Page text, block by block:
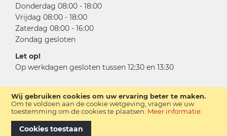
Wij gebruiken cookies om uw ervaring beter te maken.
Om te voldoen aan de cookie wetgeving, vragen we uw
toestemming om de cookies te plaatsen. Meer informatie
Cookies toestaan
Donderdag 08:00 - 18:00
Vrijdag 08:00 - 18:00
Zaterdag 08:00 - 16:00
Zondag gesloten
Let op!
Op werkdagen gesloten tussen 12:30 en 13:30